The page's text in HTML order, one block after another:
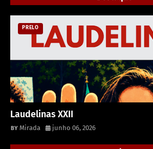
PRELO
Laudelinas XXII
Mirada junho 06, 2026